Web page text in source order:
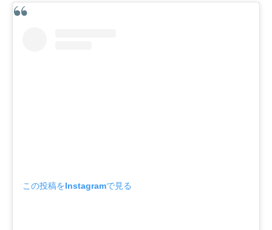
この投稿をInstagramで見る